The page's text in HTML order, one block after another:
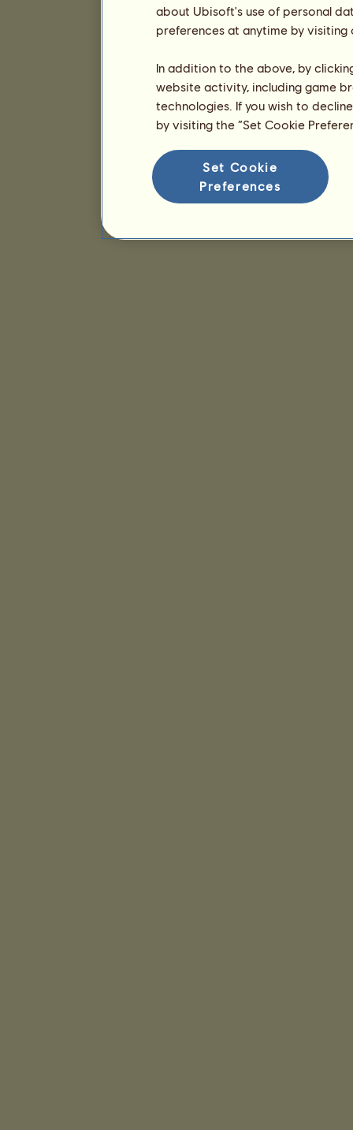
about Ubisoft's use of personal
preferences at anytime by
In addition to the above, by
website activity, including game
technologies. If you wish to
by visiting the “Set Cookie
Set Cookie
Preferences